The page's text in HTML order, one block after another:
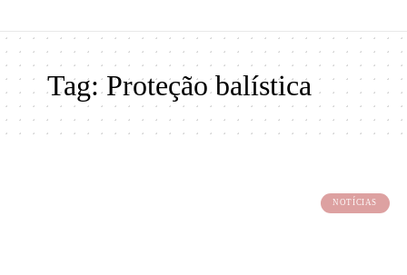
Tag:Proteção balística
NOTÍCIAS